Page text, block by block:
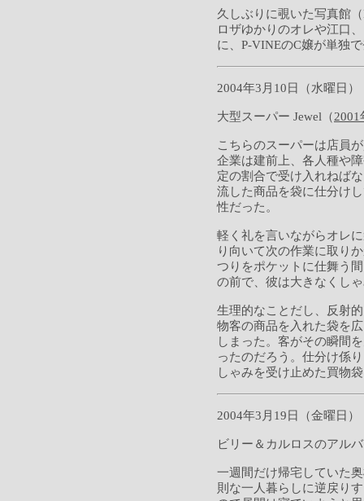
久しぶりに覗いた写真館
ロザゆかりのオレや江口
に、P-VINEのC嬢が単独
2004年3月10日（水曜日）
大型スーパー Jewel（2001
こちらのスーパーは店員
企業は建前上、各人種や
定の割合で受け入れねば
流した商品を袋に仕分け
性だった。
軽く礼を言いながらオレ
り向いて次の作業に取り
つりをポケットに仕舞う
の前で、彼は大きなくし
生理的なことだし、反射
物客の商品を入れた袋を
しまった。客がその瞬間
ったのだろう。仕分け係
しゃみを受け止めた買物
2004年3月19日（金曜日）
ビリー＆カルロスのアル
一週間だけ帰宅していた
則な一人暮らしに逆戻り